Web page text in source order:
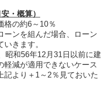
・概算）
格の約6～10％
ンを組んだ場合、ローン
きます。
昭和56年12月31日以前に建
軽減が適用できないケース
記より＋1～2％見ておいた